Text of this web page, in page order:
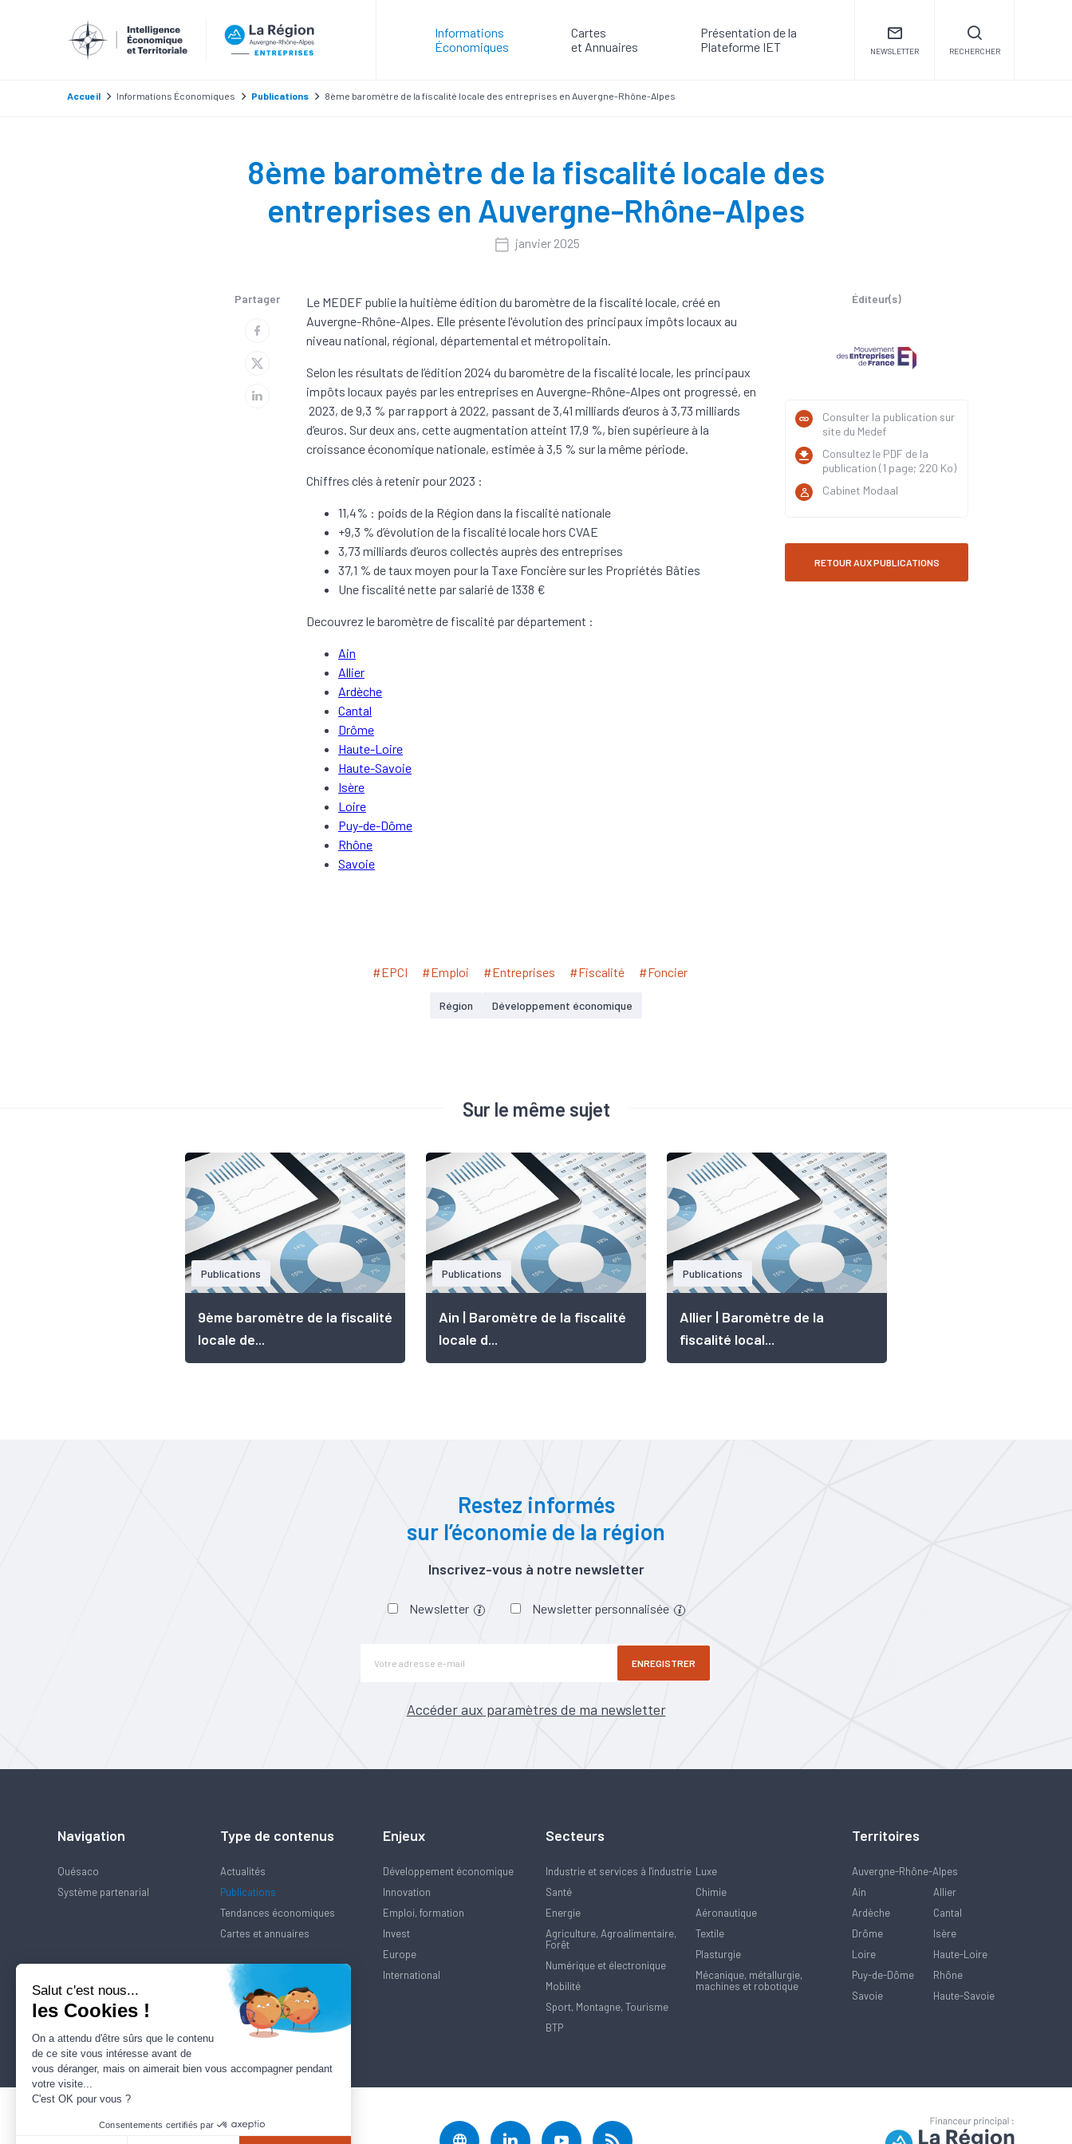
Informations
Économiques
Cartes
et Annuaires
Présentation de la
Plateforme IET
NEWSLETTER RECHERCHER
Accueil Informations Économiques Publications 8ème baromètre de la fiscalité locale des entreprises en Auvergne-Rhône-Alpes
8ème baromètre de la fiscalité locale des
entreprises en Auvergne-Rhône-Alpes
janvier 2025
Partager
Le MEDEF publie la huitième édition du baromètre de la fiscalité locale, créé en
Auvergne-Rhône-Alpes. Elle présente l'évolution des principaux impôts locaux au
niveau national, régional, départemental et métropolitain.
Selon les résultats de l’édition 2024 du baromètre de la fiscalité locale, les principaux
impôts locaux payés par les entreprises en Auvergne-Rhône-Alpes ont progressé, en
2023, de 9,3 % par rapport à 2022, passant de 3,41 milliards d’euros à 3,73 milliards
d’euros. Sur deux ans, cette augmentation atteint 17,9 %, bien supérieure à la
croissance économique nationale, estimée à 3,5 % sur la même période.
Chiffres clés à retenir pour 2023 :
11,4% : poids de la Région dans la fiscalité nationale
+9,3 % d’évolution de la fiscalité locale hors CVAE
3,73 milliards d’euros collectés auprès des entreprises
37,1 % de taux moyen pour la Taxe Foncière sur les Propriétés Bâties
Une fiscalité nette par salarié de 1338 €
Decouvrez le baromètre de fiscalité par département :
Ain
Allier
Ardèche
Cantal
Drôme
Haute-Loire
Haute-Savoie
Isère
Loire
Puy-de-Dôme
Rhône
Savoie
Éditeur(s)
Consulter la publication sur
site du Medef
Consultez le PDF de la
publication (1 page; 220 Ko)
Cabinet Modaal
RETOUR AUX PUBLICATIONS
#EPCI #Emploi #Entreprises #Fiscalité #Foncier
Région Développement économique
Sur le même sujet
Publications
9ème baromètre de la fiscalité
locale de...
Publications
Ain | Baromètre de la fiscalité
locale d...
Publications
Allier | Baromètre de la
fiscalité local...
Restez informés
sur l’économie de la région
Inscrivez-vous à notre newsletter
Newsletter Newsletter personnalisée
ENREGISTRER
Accéder aux paramètres de ma newsletter
Navigation
Quésaco
Système partenarial
Type de contenus
Actualités
Publications
Tendances économiques
Cartes et annuaires
Enjeux
Développement économique
Innovation
Emploi, formation
Invest
Europe
International
Secteurs
Industrie et services à l'industrie
Santé
Energie
Agriculture, Agroalimentaire,
Forêt
Numérique et électronique
Mobilité
Sport, Montagne, Tourisme
BTP
Luxe
Chimie
Aéronautique
Textile
Plasturgie
Mécanique, métallurgie,
machines et robotique
Territoires
Auvergne-Rhône-Alpes
Ain
Allier
Ardèche
Cantal
Drôme
Isère
Loire
Haute-Loire
Puy-de-Dôme
Rhône
Savoie
Haute-Savoie
Salut c'est nous...
les Cookies !
On a attendu d'être sûrs que le contenu
de ce site vous intéresse avant de
vous déranger, mais on aimerait bien vous accompagner pendant
votre visite...
C'est OK pour vous ?
Consentements certifiés par